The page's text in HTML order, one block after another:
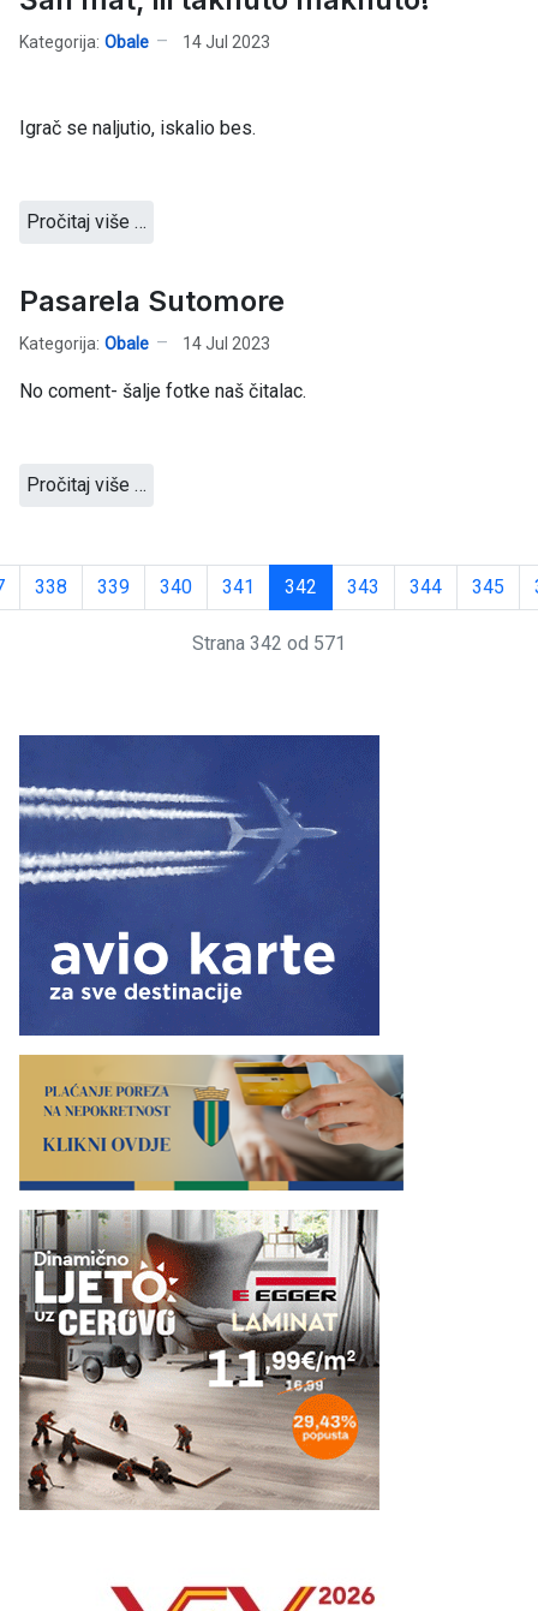
Kategorija: Obale 14 Jul 2023
Igrač se naljutio, iskalio bes.
Pročitaj više …
Pasarela Sutomore
Kategorija: Obale 14 Jul 2023
No coment- šalje fotke naš čitalac.
Pročitaj više …
338 339 340 341 342 343 344 345
Strana 342 od 571